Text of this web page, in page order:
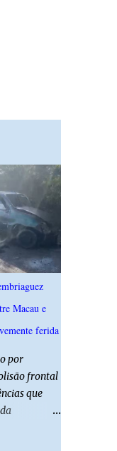
Macau e
ferida
por
frontal
que